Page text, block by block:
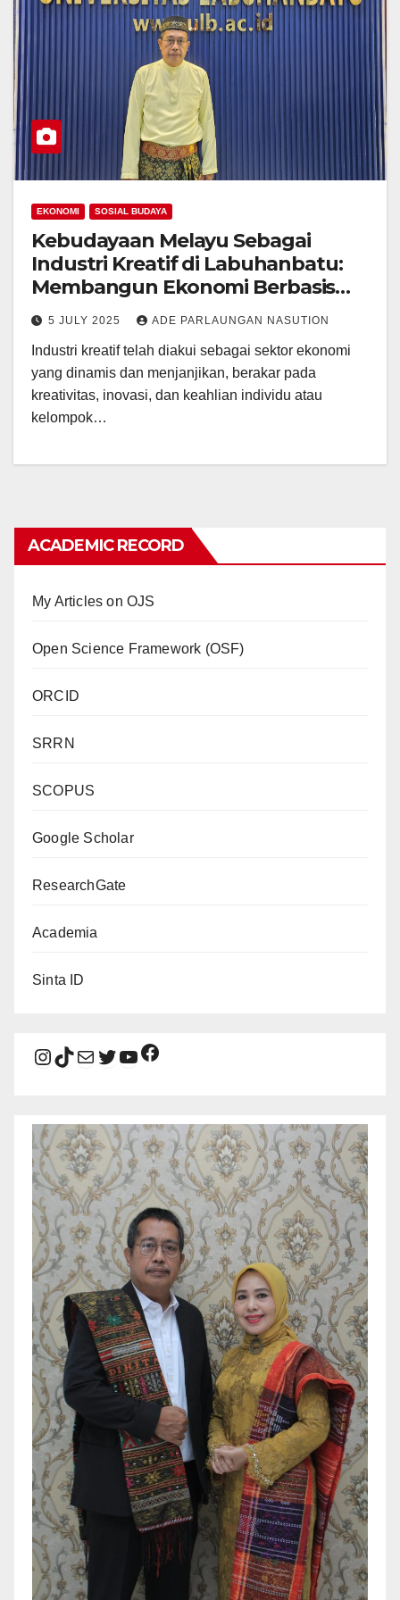
EKONOMI SOSIAL BUDAYA
Kebudayaan Melayu Sebagai
Industri Kreatif di Labuhanbatu:
Membangun Ekonomi Berbasis
Warisan
5 JULY 2025 ADE PARLAUNGAN NASUTION
Industri kreatif telah diakui sebagai sektor ekonomi
yang dinamis dan menjanjikan, berakar pada
kreativitas, inovasi, dan keahlian individu atau
kelompok…
ACADEMIC RECORD
My Articles on OJS
Open Science Framework (OSF)
ORCID
SRRN
SCOPUS
Google Scholar
ResearchGate
Academia
Sinta ID
Instagram
TikTok
MailTwitter
YouTube
Facebook